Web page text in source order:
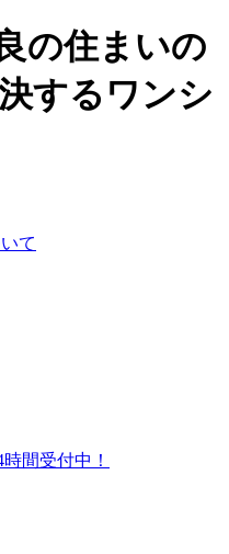
の住まいの
するワンシ
て
時間受付中！